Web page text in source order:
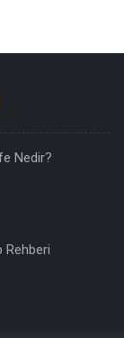
Nedir?
Rehberi